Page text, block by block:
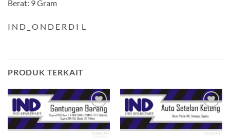
Berat: 9 Gram
I N D _ O N D E R D I L
PRODUK TERKAIT
Tambahkan
ke Wishlist
Tambahkan
ke Wishlist